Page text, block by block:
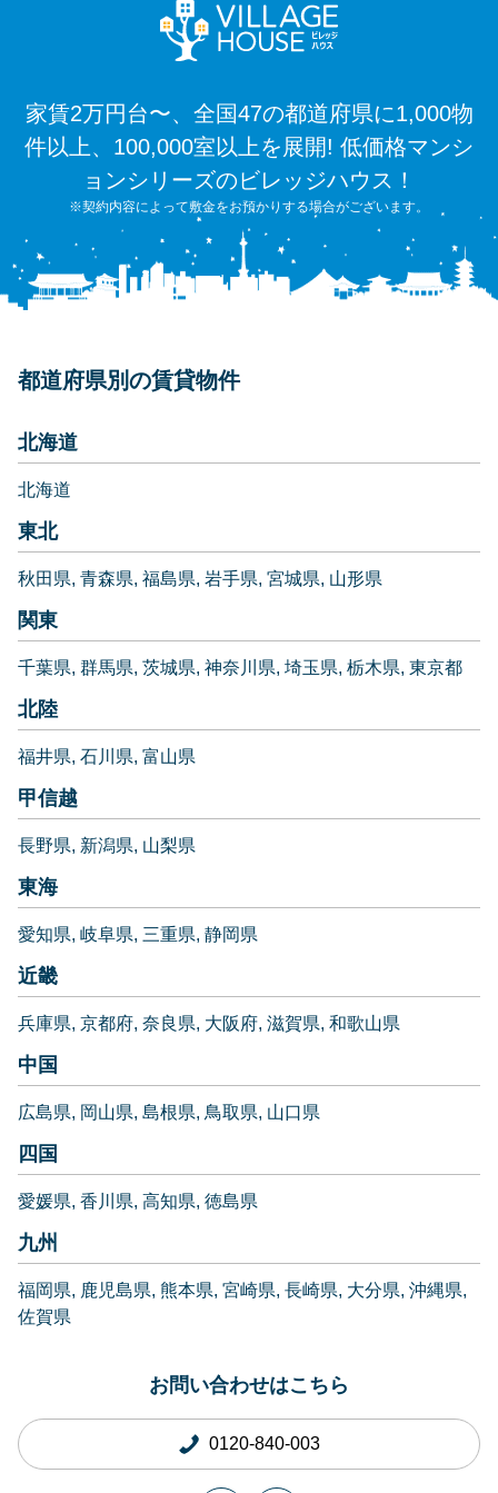
家賃2万円台〜、全国47の都道府県に1,000物
件以上、100,000室以上を展開! 低価格マンシ
ョンシリーズのビレッジハウス！
※契約内容によって敷金をお預かりする場合がございます。
都道府県別の賃貸物件
北海道
北海道
東北
秋田県 青森県 福島県 岩手県 宮城県 山形県
関東
千葉県 群馬県 茨城県 神奈川県 埼玉県 栃木県 東京都
北陸
福井県 石川県 富山県
甲信越
長野県 新潟県 山梨県
東海
愛知県 岐阜県 三重県 静岡県
近畿
兵庫県 京都府 奈良県 大阪府 滋賀県 和歌山県
中国
広島県 岡山県 島根県 鳥取県 山口県
四国
愛媛県 香川県 高知県 徳島県
九州
福岡県 鹿児島県 熊本県 宮崎県 長崎県 大分県 沖縄県
佐賀県
お問い合わせはこちら
0120-840-003